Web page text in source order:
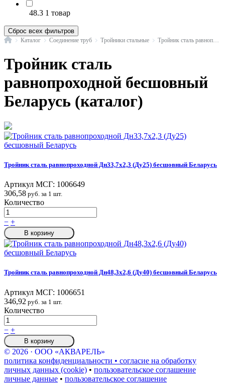
48.3 1 товар
Сброс всех фильтров
ГлавнаяКаталог Соединение труб Тройники стальные
Тройник сталь
равнопроходной бесшовный
Беларусь (каталог)
Тройник сталь равнопроходной Дн33,7х2,3 (Ду25) бесшовный Беларусь
Артикул МСГ: 1006649
306,58 руб. за 1 шт.
Количество
− +
В корзину
Тройник сталь равнопроходной Дн48,3х2,6 (Ду40) бесшовный Беларусь
Артикул МСГ: 1006651
346,92 руб. за 1 шт.
Количество
− +
В корзину
© 2026 · ООО «АКВАРЕЛЬ»
политика конфиденциальности • согласие на обработку
личных данных (cookie) • пользовательское соглашение
личные данные • пользовательское соглашение